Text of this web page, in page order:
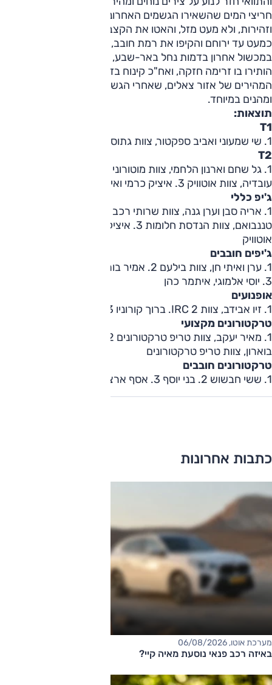
חריצי המים שהשאירו הגשמים האחרונים עדיין דרשו ערנות
וזהירות, ולא מעט מזל, והאטו את הקצב הכללי. אחרי שהגיעו
כמעט עד ירוחם והקיפו את רמת חובב, נתקלו המשתתפים
במכשול אחרון בדמות נחל באר-שבע, שהגשמים האחרונים
הותירו בו זרימה חזקה, ואח"כ קינוח בדמות שבילי החולות
המהירים של אזור צאלים, שאחרי הגשמים הפכו לנטולי אבק
ומהנים במיוחד.
תוצאות:
T1
1. שי שמעוני ואביב ספקטור, צוות גתוס/כל גדר/מיצובישי
T2
עובדיה, צוות אוטוויק 3. איציק כרמי ואיל חטואל, צוות כרמי
ג'יפ כללי
טננבואם, צוות הנדסת חלומות 3. איציק אסולין ובן לאוטבך, צוות
אוטוויק
ג'יפים חובבים
1. ערן ואיתי חן, צוות בילעם 2. אמיר בורשטיין, מורן יוסף וחגי זומר
3. יוסי אלמוגי, איתמר כהן
אופנועים
1. זיו אבידב, צוות IRC 2. ברוך קורוניו 3. נפתלי דהן
טרקטורונים מקצועי
בוארון, צוות טריפ טרקטורונים
טרקטורונים חובבים
1. ששי חבשוש 2. בני יוסף 3. אסף ארצי
כתבות אחרונות
מערכת אוטו, 06/08/2026
באיזה רכב פנאי נוסעת מאיה קיי?